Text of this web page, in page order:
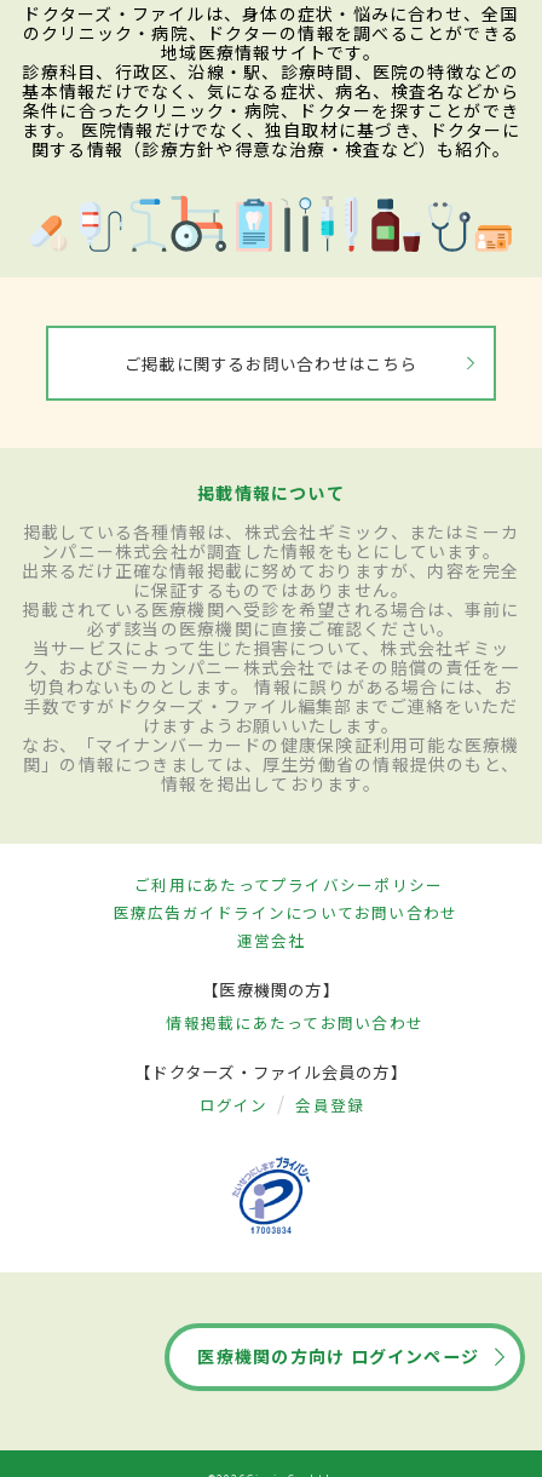
ドクターズ・ファイルは、身体の症状・悩みに合わせ、全国
のクリニック・病院、ドクターの情報を調べることができる
地域医療情報サイトです。
診療科目、行政区、沿線・駅、診療時間、医院の特徴などの
基本情報だけでなく、気になる症状、病名、検査名などから
条件に合ったクリニック・病院、ドクターを探すことができ
ます。 医院情報だけでなく、独自取材に基づき、ドクターに
関する情報（診療方針や得意な治療・検査など）も紹介。
ご掲載に関するお問い合わせはこちら
掲載情報について
掲載している各種情報は、株式会社ギミック、またはミーカ
ンパニー株式会社が調査した情報をもとにしています。
出来るだけ正確な情報掲載に努めておりますが、内容を完全
に保証するものではありません。
掲載されている医療機関へ受診を希望される場合は、事前に
必ず該当の医療機関に直接ご確認ください。
当サービスによって生じた損害について、株式会社ギミッ
ク、およびミーカンパニー株式会社ではその賠償の責任を一
切負わないものとします。 情報に誤りがある場合には、お
手数ですがドクターズ・ファイル編集部までご連絡をいただ
けますようお願いいたします。
なお、「マイナンバーカードの健康保険証利用可能な医療機
関」の情報につきましては、厚生労働省の情報提供のもと、
情報を掲出しております。
ご利用にあたってプライバシーポリシー
医療広告ガイドラインについてお問い合わせ
運営会社
【医療機関の方】
情報掲載にあたって お問い合わせ
【ドクターズ・ファイル会員の方】
ログイン 会員登録
医療機関の方向け ログインページ